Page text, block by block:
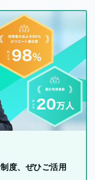
度、ぜひご活用